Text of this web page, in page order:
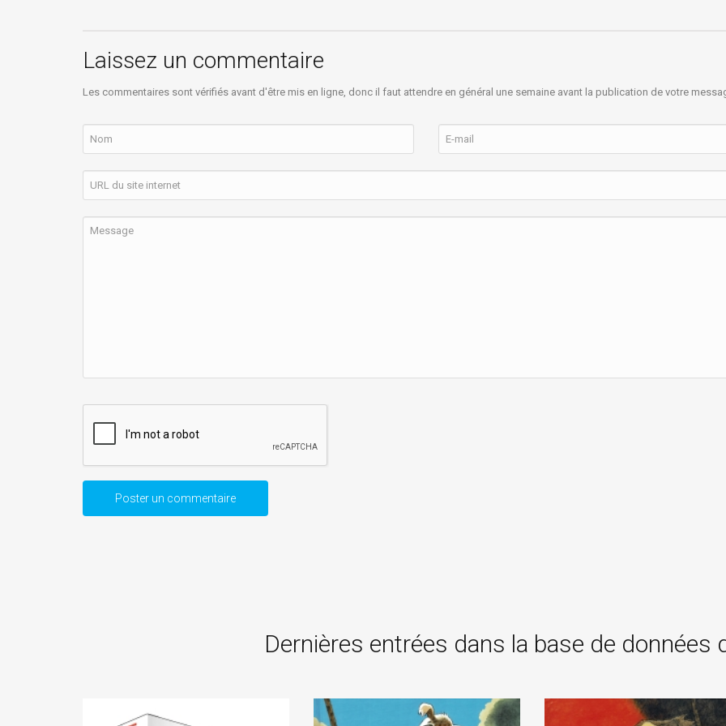
Laissez un commentaire
Les commentaires sont vérifiés avant d'être mis en ligne, donc il faut attendre en général une semaine avant la publication de votre
Dernières entrées dans la base de données